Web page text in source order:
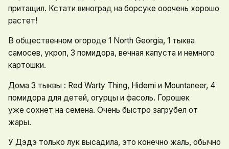
притащил. Кстати виноград на борсуке ооочень хорошо
растет!
В общественном огороде 1 North Georgia, 1 тыква
самосев, укроп, 3 помидора, вечная капуста и немного
картошки.
Дома 3 тыквы : Red Warty Thing, Hidemi и Mountaneer, 4
помидора для детей, огурцы и фасоль. Горошек
уже сохнет на семена. Очень быстро загрубел от
жары.
У Дэдэ только лук высадила, это конечно жаль, обычно